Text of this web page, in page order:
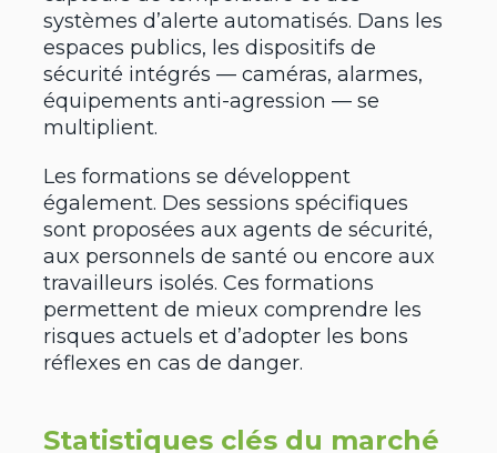
systèmes d’alerte automatisés. Dans les
espaces publics, les dispositifs de
sécurité intégrés — caméras, alarmes,
équipements anti-agression — se
multiplient.
Les formations se développent
également. Des sessions spécifiques
sont proposées aux agents de sécurité,
aux personnels de santé ou encore aux
travailleurs isolés. Ces formations
permettent de mieux comprendre les
risques actuels et d’adopter les bons
réflexes en cas de danger.
Statistiques clés du marché